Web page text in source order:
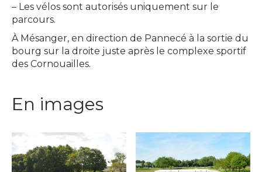
– Les vélos sont autorisés uniquement sur le
parcours.
À Mésanger, en direction de Pannecé à la sortie du
bourg sur la droite juste après le complexe sportif
des Cornouailles.
En images